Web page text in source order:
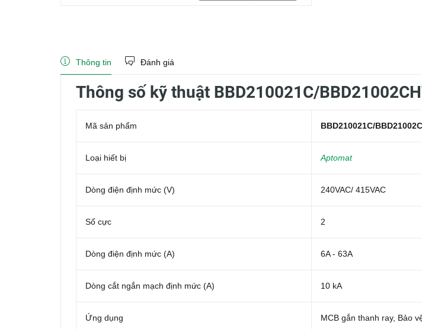
Thông tin Đánh giá
Thông số kỹ thuật BBD210021C/
Mã sản phẩm BBD210021C/
Loại hiết bị Aptomat
Dòng điện định mức (V) 240VAC/ 415VAC
Số cực 2
Dòng điện định mức (A) 6A - 63A
Dòng cắt ngắn mạch định mức (A) 10 kA
Ứng dụng MCB gắn thanh ray, Bảo